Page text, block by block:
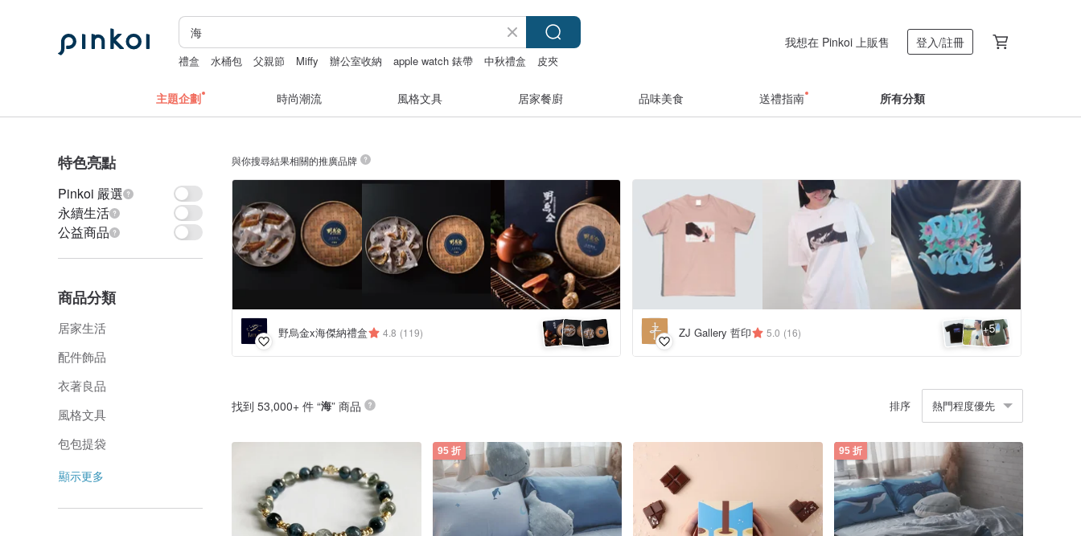
禮盒 水桶包 父親節 Miffy 辦公室收納 apple watch 錶帶 中秋禮盒 皮夾
我想在 Pinkoi 上販售 登入/註冊
主題企劃 時尚潮流 風格文具 居家餐廚 品味美食 送禮指南 所有分類
特色亮點
Pinkoi 嚴選
永續生活
公益商品
商品分類
居家生活
配件飾品
衣著良品
風格文具
包包提袋
顯示更多
與你搜尋結果相關的推廣品牌
野烏金x海傑納禮盒 4.8 (119) ZJ Gallery 哲印 5.0 (16) +5
找到 53,000+ 件 “海” 商品 排序 熱門程度優先
95 折 95 折